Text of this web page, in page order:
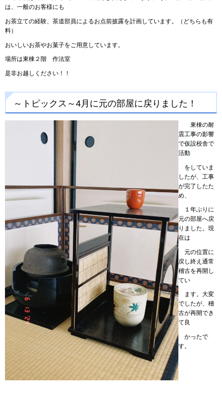
は、一般のお客様にも
お茶立ての経験、茶道部員によるお点前披露を計画しています。（どちらも有
料）
おいしいお茶やお菓子をご用意しています。
場所は東棟２階 作法室
是非お越しください！！
～トピックス～4月に元の部屋に戻りました！
東棟の耐
震工事の影響
で仮設校舎で
活動
をしていま
したが、工事
が完了したた
め、
１年ぶりに
元の部屋へ戻
りました。現
在は
元の位置に
戻し終え通常
稽古を再開し
てい
ます。大変
でしたが、稽
古が再開でき
て良
かったで
す。